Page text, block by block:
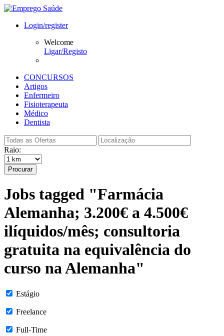
Login/register
Welcome
Ligar/Registo
CONCURSOS
Artigos
Enfermeiro
Fisioterapeuta
Médico
Dentista
Raio:
Procurar
Jobs tagged "Farmácia
Alemanha; 3.200€ a 4.500€
ilíquidos/mês; consultoria
gratuita na equivalência do
curso na Alemanha"
Estágio
Freelance
Full-Time